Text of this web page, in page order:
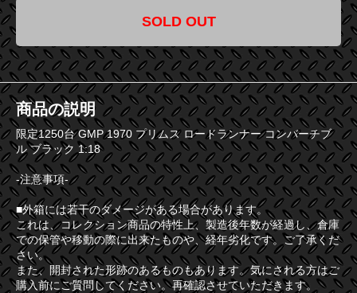
SOLD OUT
商品の説明
限定1250台 GMP 1970 プリムス ロードランナー コンバーチブ
ル ブラック 1:18
-注意事項-
■外箱には若干のダメージがある場合があります。
これは、コレクション商品の特性上、製造後年数が経過し、倉庫
での保管や移動の際に出来たものや、経年劣化です。ご了承くだ
さい。
また、開封された形跡のあるものもあります。気にされる方はご
購入前にご質問してください。再確認させていただきます。